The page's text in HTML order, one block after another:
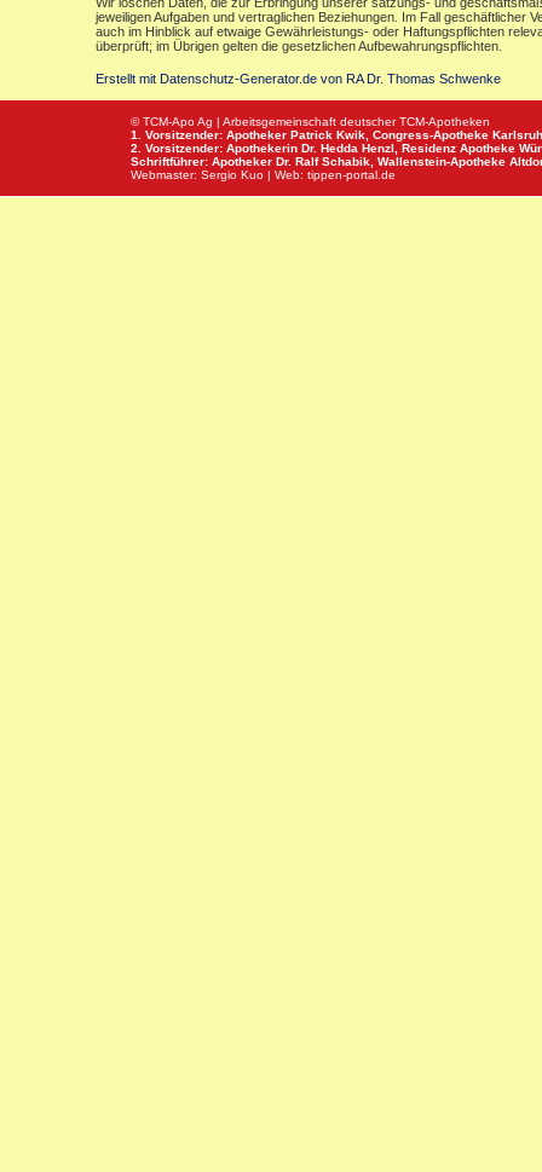
jeweiligen Aufgaben und vertraglichen Beziehungen. Im Fall geschäftlicher
auch im Hinblick auf etwaige Gewährleistungs- oder Haftungspflichten
überprüft; im Übrigen gelten die gesetzlichen Aufbewahrungspflichten.
Erstellt mit Datenschutz-Generator.de von RA Dr. Thomas Schwenke
© TCM-Apo Ag | Arbeitsgemeinschaft deutscher TCM-Apotheken
1. Vorsitzender: Apotheker Patrick Kwik, Congress-Apotheke
2. Vorsitzender: Apothekerin Dr. Hedda Henzl, Residenz Apotheke
Schriftführer: Apotheker Dr. Ralf Schabik, Wallenstein-Apotheke
Webmaster: Sergio Kuo | Web: tippen-portal.de